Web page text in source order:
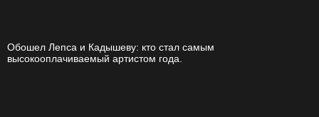
Обошел Лепса и Кадышеву: кто стал самым
высокооплачиваемый артистом года.